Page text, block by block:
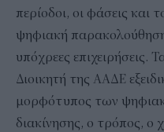
περίοδοι, οι φάσεις και
ψηφιακή
υπόχρεες
Διοικητή της ΑΑΔΕ
μορφότυπος των
διακίνησης, ο τρόπος, ο